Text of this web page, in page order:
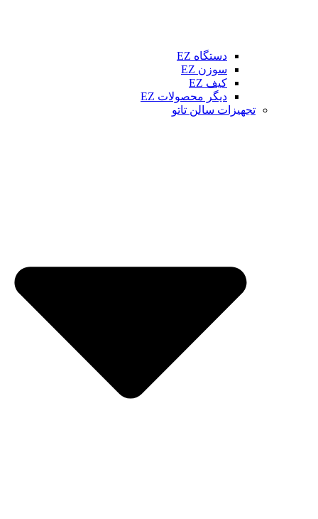
دستگاه EZ
سوزن EZ
کیف EZ
دیگر محصولات EZ
تجهیزات سالن تاتو